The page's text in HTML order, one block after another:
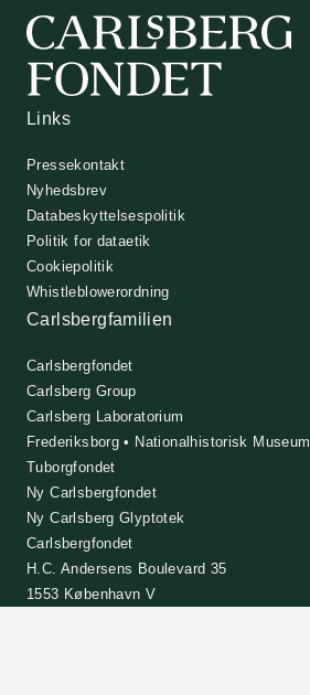
Links
Pressekontakt
Nyhedsbrev
Databeskyttelsespolitik
Politik for dataetik
Cookiepolitik
Whistleblowerordning
Carlsbergfamilien
Carlsbergfondet
Carlsberg Group
Carlsberg Laboratorium
Frederiksborg • Nationalhistorisk Museum
Tuborgfondet
Ny Carlsbergfondet
Ny Carlsberg Glyptotek
Carlsbergfondet
H.C. Andersens Boulevard 35
1553 København V